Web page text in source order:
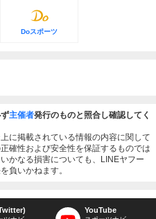
Doスポーツ
主催者発行のものと照合し確認してく
に掲載されている情報の内容に関して
確性および安全性を保証するものでは
かなる損害についても、LINEヤフー
負いかねます。
YouTube